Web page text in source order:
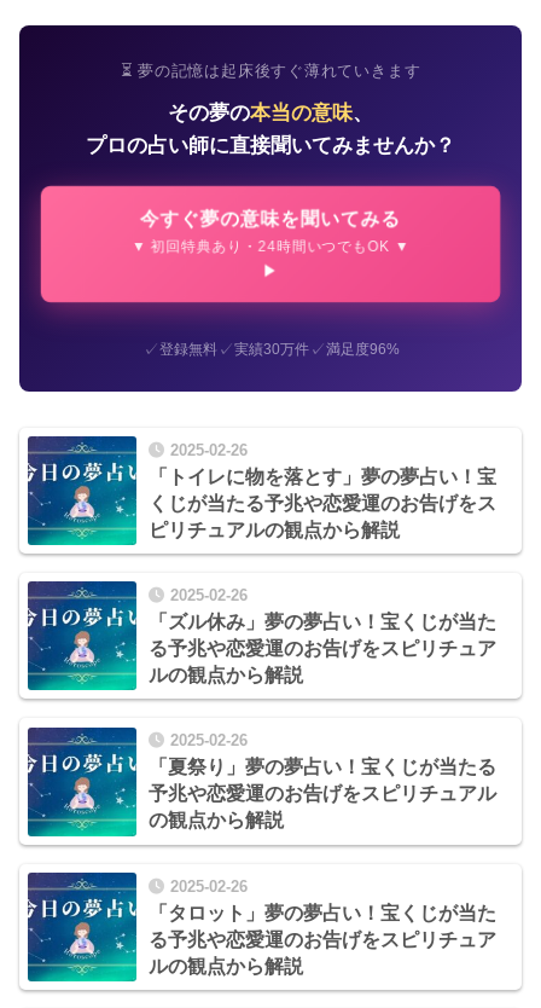
⏳ 夢の記憶は起床後すぐ薄れていきます
その夢の本当の意味、
プロの占い師に直接聞いてみませんか？
今すぐ夢の意味を聞いてみる
▼ 初回特典あり・24時間いつでもOK ▼
✓登録無料✓実績30万件✓満足度96%
2025-02-26
「トイレに物を落とす」夢の夢占い！宝
くじが当たる予兆や恋愛運のお告げをス
ピリチュアルの観点から解説
2025-02-26
「ズル休み」夢の夢占い！宝くじが当た
る予兆や恋愛運のお告げをスピリチュア
ルの観点から解説
2025-02-26
「夏祭り」夢の夢占い！宝くじが当たる
予兆や恋愛運のお告げをスピリチュアル
の観点から解説
2025-02-26
「タロット」夢の夢占い！宝くじが当た
る予兆や恋愛運のお告げをスピリチュア
ルの観点から解説